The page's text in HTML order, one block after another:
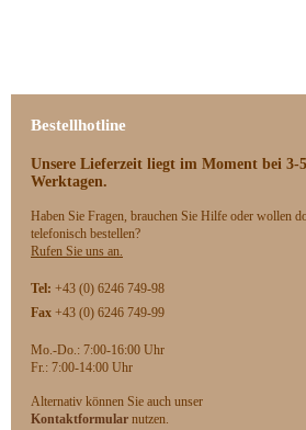
Bestellhotline
Unsere Lieferzeit liegt im Moment bei 3-5
Werktagen.
Haben Sie Fragen, brauchen Sie Hilfe oder wollen
telefonisch bestellen?
Rufen Sie uns an.
Tel: +43 (0) 6246 749-98
Fax +43 (0) 6246 749-99
Mo.-Do.: 7:00-16:00 Uhr
Fr.: 7:00-14:00 Uhr
Alternativ können Sie auch unser
Kontaktformular nutzen.